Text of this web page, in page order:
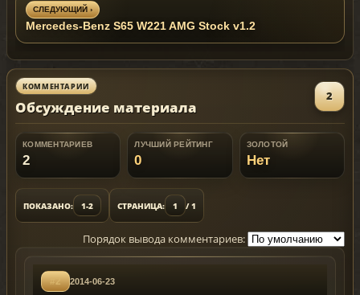
СЛЕДУЮЩИЙ ›
Mercedes-Benz S65 W221 AMG Stock v1.2
КОММЕНТАРИИ
Обсуждение материала
2
КОММЕНТАРИЕВ
2
ЛУЧШИЙ РЕЙТИНГ
0
ЗОЛОТОЙ
Нет
ПОКАЗАНО: 1-2 СТРАНИЦА: 1 / 1
Порядок вывода комментариев:
#2 2014-06-23